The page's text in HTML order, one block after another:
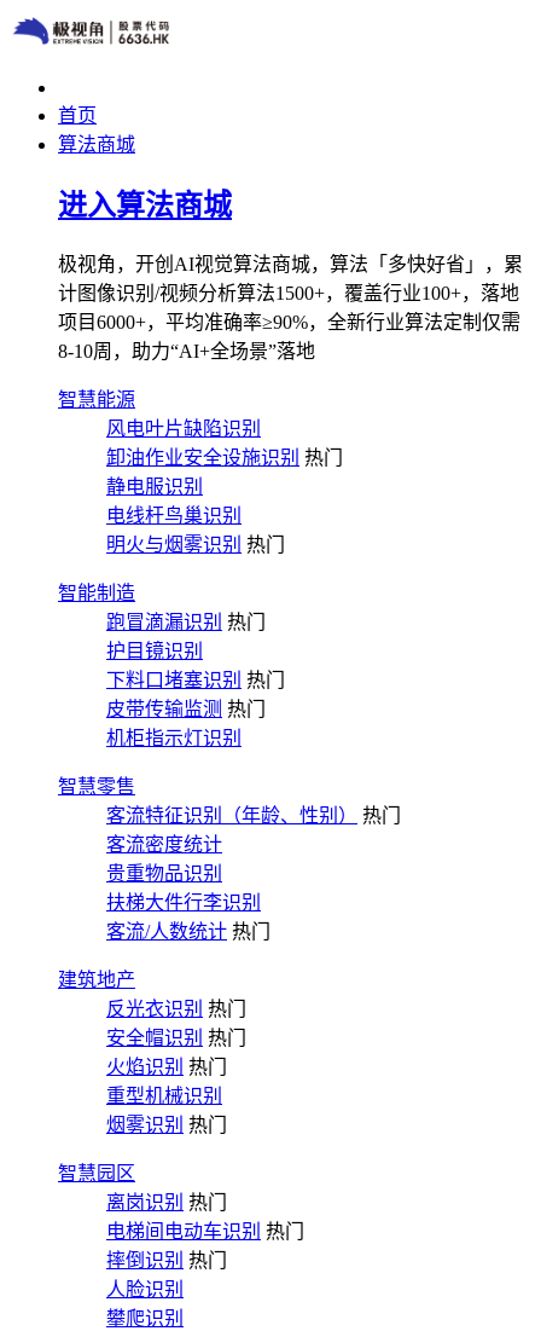
首页
算法商城
进入算法商城
极视角，开创AI视觉算法商城，算法「多快好省」，累
计图像识别/视频分析算法1500+，覆盖行业100+，落地
项目6000+，平均准确率≥90%，全新行业算法定制仅需
8-10周，助力“AI+全场景”落地
智慧能源
风电叶片缺陷识别
卸油作业安全设施识别 热门
静电服识别
电线杆鸟巢识别
明火与烟雾识别 热门
智能制造
跑冒滴漏识别 热门
护目镜识别
下料口堵塞识别 热门
皮带传输监测 热门
机柜指示灯识别
智慧零售
客流特征识别（年龄、性别）
热门
客流密度统计
贵重物品识别
扶梯大件行李识别
客流/人数统计 热门
建筑地产
反光衣识别 热门
安全帽识别 热门
火焰识别 热门
重型机械识别
烟雾识别 热门
智慧园区
离岗识别 热门
电梯间电动车识别 热门
摔倒识别 热门
人脸识别
攀爬识别